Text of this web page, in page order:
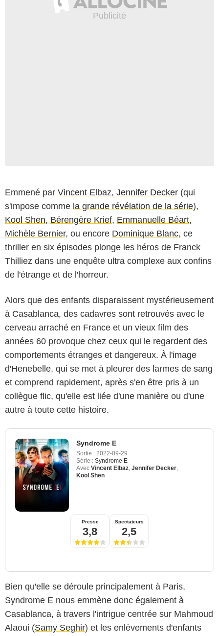
Emmené par Vincent Elbaz, Jennifer Decker (qui
s'impose comme la grande révélation de la série),
Kool Shen, Bérengère Krief, Emmanuelle Béart,
Michèle Bernier, ou encore Dominique Blanc, ce
thriller en six épisodes plonge les héros de Franck
Thilliez dans une enquête ultra complexe aux confins
de l'étrange et de l'horreur.
Alors que des enfants disparaissent mystérieusement
à Casablanca, des cadavres sont retrouvés avec le
cerveau arraché en France et un vieux film des
années 60 provoque chez ceux qui le regardent des
comportements étranges et dangereux. À l'image
d'Henebelle, qui se met à pleurer des larmes de sang
et comprend rapidement, après s'en être pris à un
collègue flic, qu'elle est liée d'une manière ou d'une
autre à toute cette histoire.
Syndrome E
Sortie : 2022-09-29
Série : Syndrome E
Avec Vincent Elbaz Jennifer Decker
Kool Shen
Presse
3,8
Spectateurs
2,5
Bien qu'elle se déroule principalement à Paris,
Syndrome E nous emmène donc également à
Casablanca, à travers l'intrigue centrée sur Mahmoud
Alaoui (Samy Seghir) et les enlèvements d'enfants